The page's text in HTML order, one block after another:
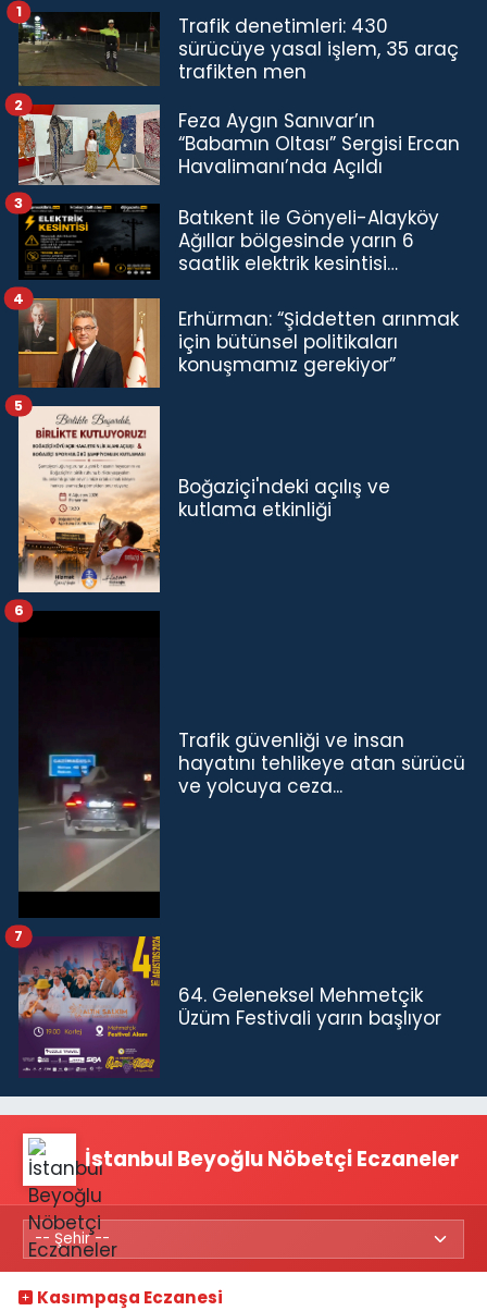
Trafik denetimleri: 430
sürücüye yasal işlem, 35 araç
trafikten men
1
Feza Aygın Sanıvar’ın
“Babamın Oltası” Sergisi Ercan
Havalimanı’nda Açıldı
2
Batıkent ile Gönyeli-Alayköy
Ağıllar bölgesinde yarın 6
saatlik elektrik kesintisi…
3
Erhürman: “Şiddetten arınmak
için bütünsel politikaları
konuşmamız gerekiyor”
4
Boğaziçi'ndeki açılış ve
kutlama etkinliği
5
Trafik güvenliği ve insan
hayatını tehlikeye atan sürücü
ve yolcuya ceza...
6
64. Geleneksel Mehmetçik
Üzüm Festivali yarın başlıyor
7
İstanbul Beyoğlu Nöbetçi Eczaneler
Kasımpaşa Eczanesi